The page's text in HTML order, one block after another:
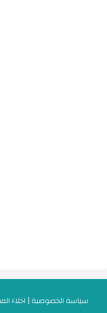
سياسة الخصوصية | اخلاء